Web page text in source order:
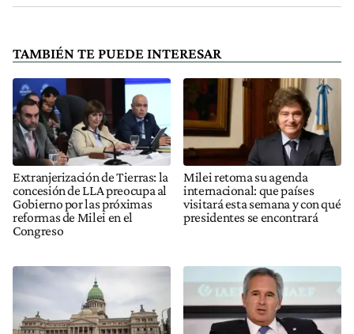
TAMBIÉN TE PUEDE INTERESAR
Extranjerización de Tierras: la
concesión de LLA preocupa al
Gobierno por las próximas
reformas de Milei en el
Congreso
Milei retoma su agenda
internacional: que países
visitará esta semana y con qué
presidentes se encontrará